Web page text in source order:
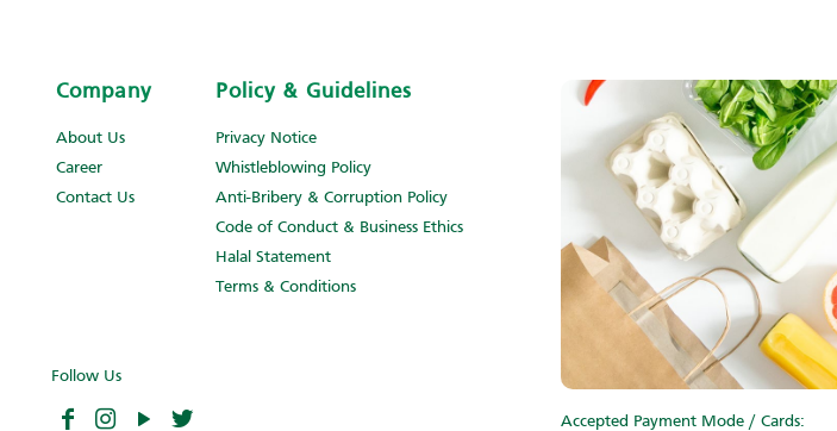
Company
About Us
Career
Contact Us
Policy & Guidelines
Privacy Notice
Whistleblowing Policy
Anti-Bribery & Corruption Policy
Code of Conduct & Business Ethics
Halal Statement
Terms & Conditions
Follow Us
Accepted Payment Mode / Cards: